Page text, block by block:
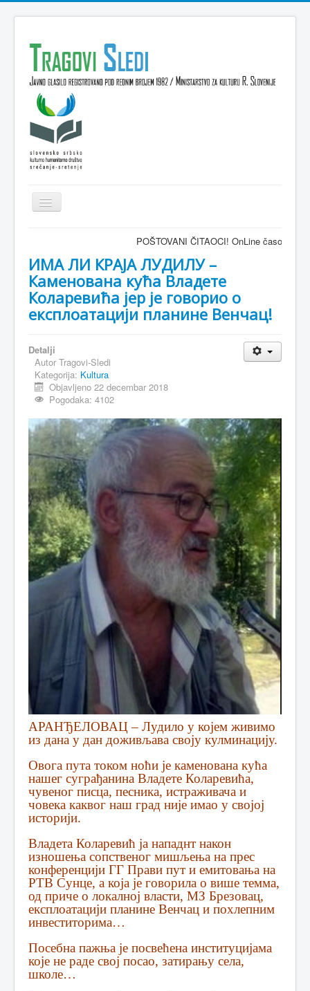
Isključi
navigaciju
VESTI
KULTURA
INTERVJU
FELJTON
SPORT
PISMA ČITALACA
IMPRESUM
POŠTOVANI ČITAOCI! OnLine časopis
ИМА ЛИ КРАЈА ЛУДИЛУ –
Каменована кућа Владете
Коларевића јер је говорио о
експлоатацији планине Венчац!
Detalji
Autor Tragovi-Sledi
Kategorija: Kultura
Objavljeno 22 decembar 2018
Pogodaka: 4102
АРАНЂЕЛОВАЦ – Лудило у којем живимо
из дана у дан доживљава своју кулминацију.
Овога пута током ноћи је каменована кућа
нашег суграђанина Владете Коларевића,
чувеног писца, песника, истраживача и
човека каквог наш град није имао у својој
историји.
Владета Коларевић ја нападнт након
изношења сопственог мишљења на прес
конференцији ГГ Прави пут и емитовања на
РТВ Сунце, а која је говорила о више темма,
од приче о локалној власти, МЗ Брезовац,
експлоатацији планине Венчац и похлепним
инвеститорима…
Посебна пажња је посвећена институцијама
које не раде свој посао, затирању села,
школе…